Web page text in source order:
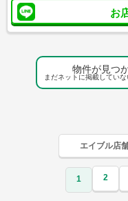
お
物件が見つ
まだネットに掲載してい
エイブル店
1 2